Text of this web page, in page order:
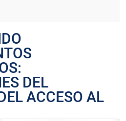
DEL
ACCESO AL